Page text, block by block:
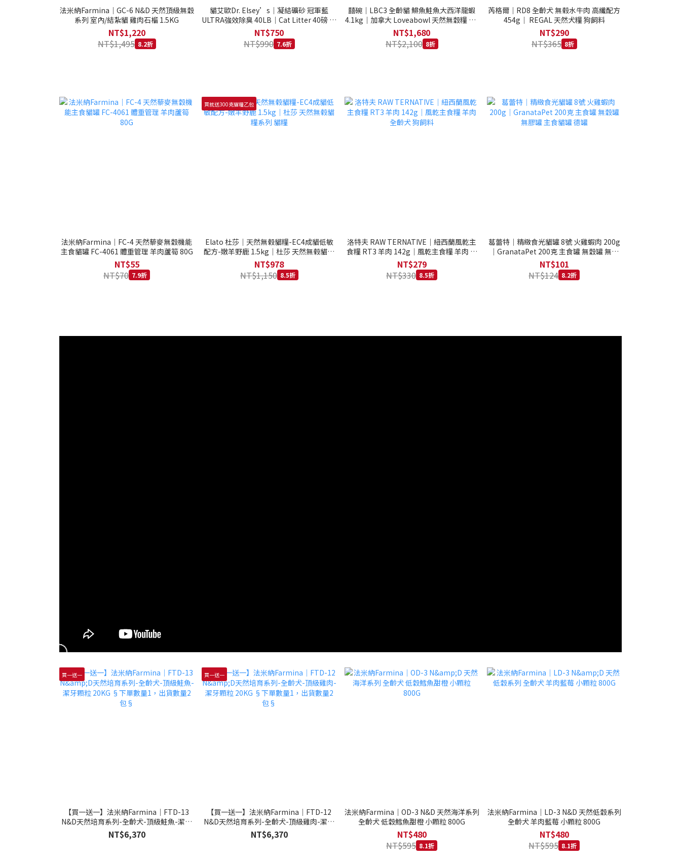
法米納Farmina｜GC-6 N&D 天然頂級無穀
系列 室內/結紮貓 雞肉石榴 1.5KG
NT$1,220
NT$1,495 8.2折
貓艾歐Dr. Elsey’s｜凝結礦砂 冠軍藍
ULTRA強效除臭 40LB｜Cat Litter 40磅 貓
砂 凝結礦砂 美國 艾爾博士
NT$750
NT$990 7.6折
囍碗｜LBC3 全齡貓 鯡魚鮭魚大西洋龍蝦
4.1kg｜加拿大 Loveabowl 天然無穀糧 4.1
公斤 成貓 無穀貓飼料
NT$1,680
NT$2,100 8折
芮格爾｜RD8 全齡犬 無榖水牛肉 高纖配方
454g｜ REGAL 天然犬糧 狗飼料
NT$290
NT$365 8折
法米納Farmina｜FC-4 天然藜麥無穀機能
主食貓罐 FC-4061 體重管理 羊肉蘆筍 80G
NT$55
NT$70 7.9折
買就送300克貓糧乙包
Elato 杜莎｜天然無榖貓糧-EC4成貓低敏
配方-嫩羊野鹿 1.5kg｜杜莎 天然無榖貓糧
系列 貓糧
NT$978
NT$1,150 8.5折
洛特夫 RAW TERNATIVE｜紐西蘭風乾主
食糧 RT3 羊肉 142g｜風乾主食糧 羊肉 全
齡犬 狗飼料
NT$279
NT$330 8.5折
葛蕾特｜精緻食光貓罐 8號 火雞蝦肉 200g
｜GranataPet 200克 主食罐 無穀罐 無膠
罐 主食貓罐 德罐
NT$101
NT$124 8.2折
買一送一
【買一送一】法米納Farmina｜FTD-13
N&D天然培育系列-全齡犬-頂級鮭魚-潔牙
顆粒 20KG §下單數量1，出貨數量2包§
NT$6,370
買一送一
【買一送一】法米納Farmina｜FTD-12
N&D天然培育系列-全齡犬-頂級雞肉-潔牙
顆粒 20KG §下單數量1，出貨數量2包§
NT$6,370
法米納Farmina｜OD-3 N&D 天然海洋系列
全齡犬 低穀鱈魚甜橙 小顆粒 800G
NT$480
NT$595 8.1折
法米納Farmina｜LD-3 N&D 天然低穀系列
全齡犬 羊肉藍莓 小顆粒 800G
NT$480
NT$595 8.1折